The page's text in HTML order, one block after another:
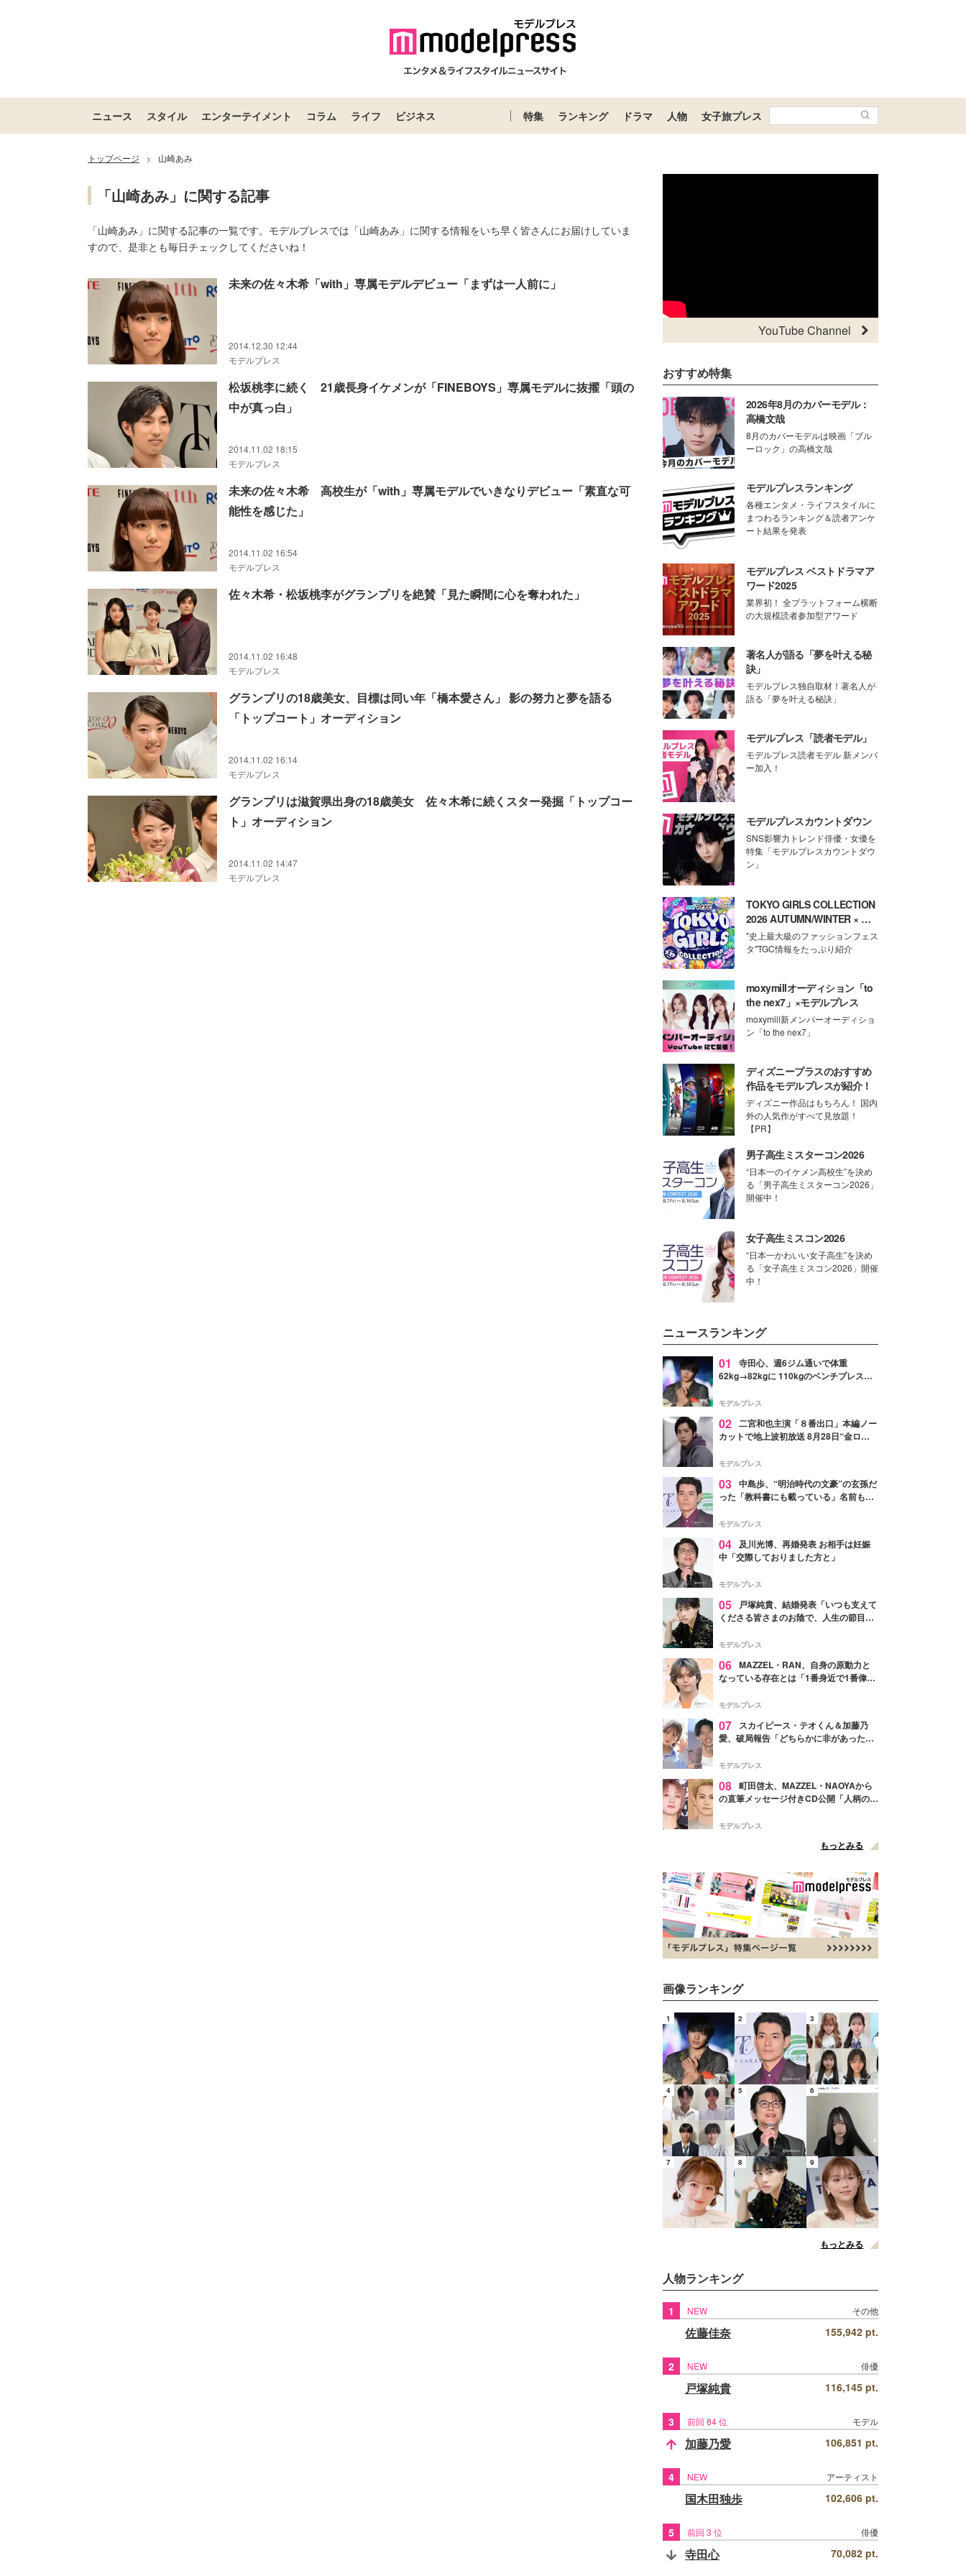
ニュース スタイル エンターテイメント コラム ライフ ビジネス 特集 ランキング ドラマ 人物 女子旅プレス
トップページ > 山崎あみ
「山崎あみ」に関する記事
「山崎あみ」に関する記事の一覧です。モデルプレスでは「山崎あみ」に関する情報をいち早く皆さんにお届けしていま
すので、是非とも毎日チェックしてくださいね！
未来の佐々木希「with」専属モデルデビュー「まずは一人前に」
2014.12.30 12:44
モデルプレス
松坂桃李に続く 21歳長身イケメンが「FINEBOYS」専属モデルに抜擢「頭の
中が真っ白」
2014.11.02 18:15
モデルプレス
未来の佐々木希 高校生が「with」専属モデルでいきなりデビュー「素直な可
能性を感じた」
2014.11.02 16:54
モデルプレス
佐々木希・松坂桃李がグランプリを絶賛「見た瞬間に心を奪われた」
2014.11.02 16:48
モデルプレス
グランプリの18歳美女、目標は同い年「橋本愛さん」 影の努力と夢を語る
「トップコート」オーディション
2014.11.02 16:14
モデルプレス
グランプリは滋賀県出身の18歳美女 佐々木希に続くスター発掘「トップコー
ト」オーディション
2014.11.02 14:47
モデルプレス
YouTube Channel
おすすめ特集
2026年8月のカバーモデル：
高橋文哉
8月のカバーモデルは映画「ブル
ーロック」の高橋文哉
モデルプレスランキング
各種エンタメ・ライフスタイルに
まつわるランキング＆読者アンケ
ート結果を発表
モデルプレス ベストドラマア
ワード2025
業界初！ 全プラットフォーム横断
の大規模読者参加型アワード
著名人が語る「夢を叶える秘
訣」
モデルプレス独自取材！著名人が
語る「夢を叶える秘訣」
モデルプレス「読者モデル」
モデルプレス読者モデル 新メンバ
ー加入！
モデルプレスカウントダウン
SNS影響力トレンド俳優・女優を
特集「モデルプレスカウントダウ
ン」
TOKYO GIRLS COLLECTION
2026 AUTUMN/WINTER × モ
デルプレス
"史上最大級のファッションフェス
タ"TGC情報をたっぷり紹介
moxymillオーディション「to
the nex7」×モデルプレス
moxymill新メンバーオーディショ
ン「to the nex7」
ディズニープラスのおすすめ
作品をモデルプレスが紹介！
ディズニー作品はもちろん！ 国内
外の人気作がすべて見放題！
【PR】
男子高生ミスターコン2026
“日本一のイケメン高校生”を決め
る「男子高生ミスターコン2026」
開催中！
女子高生ミスコン2026
“日本一かわいい女子高生”を決め
る「女子高生ミスコン2026」開催
中！
ニュースランキング
01
寺田心、週6ジム通いで体重
62kg→82kgに 110kgのベンチプレス持
「かっこいい」と反響
モデルプレス
02 二宮和也主演「８番出口」本編ノー
カットで地上波初放送 8月28日“金ロ
モデルプレス
03 中島歩、“明治時代の文豪”の玄孫だ
った「教科書にも載っている」名前も先
モデルプレス
04 及川光博、再婚発表 お相手は妊娠
中「交際しておりました方と」
モデルプレス
05
戸塚純貴、結婚発表「いつも支えて
くださる皆さまのお陰で、人生の節目を
す」【全文】
モデルプレス
06 MAZZEL・RAN、自身の原動力と
なっている存在とは「1番身近で1番偉大
モデルプレス
07
スカイピース・テオくん＆加藤乃
愛、破局報告「どちらかに非があったわ
モデルプレス
08 町田啓太、MAZZEL・NAOYAから
の直筆メッセージ付きCD公開「人柄の良
モデルプレス
もっとみる
画像ランキング
1 2 3
4 5 6
7 8 9
もっとみる
人物ランキング
1 NEW その他
佐藤佳奈 155,942 pt.
2 NEW 俳優
戸塚純貴 116,145 pt.
3 前回 84 位 モデル
加藤乃愛 106,851 pt.
4 NEW アーティスト
国木田独歩 102,606 pt.
5 前回 3 位 俳優
寺田心 70,082 pt.